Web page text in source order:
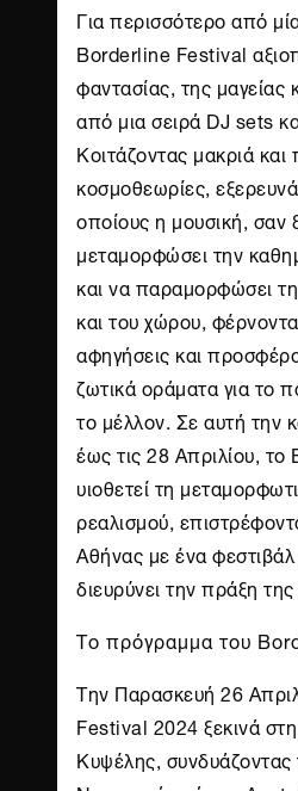
Για περισσότερο από
Borderline Festival
φαντασίας, της
από μια σειρά DJ sets
Κοιτάζοντας μακριά
κοσμοθεωρίες,
οποίους η μουσική, σαν
μεταμορφώσει την
και να παραμορφώσει
και του χώρου,
αφηγήσεις και
ζωτικά οράματα για το
το μέλλον. Σε αυτή την
έως τις 28 Απριλίου, το
υιοθετεί τη
ρεαλισμού,
Αθήνας με ένα
διευρύνει την πράξη
Το πρόγραμμα του
Την Παρασκευή 26
Festival 2024 ξεκινά
Κυψέλης,